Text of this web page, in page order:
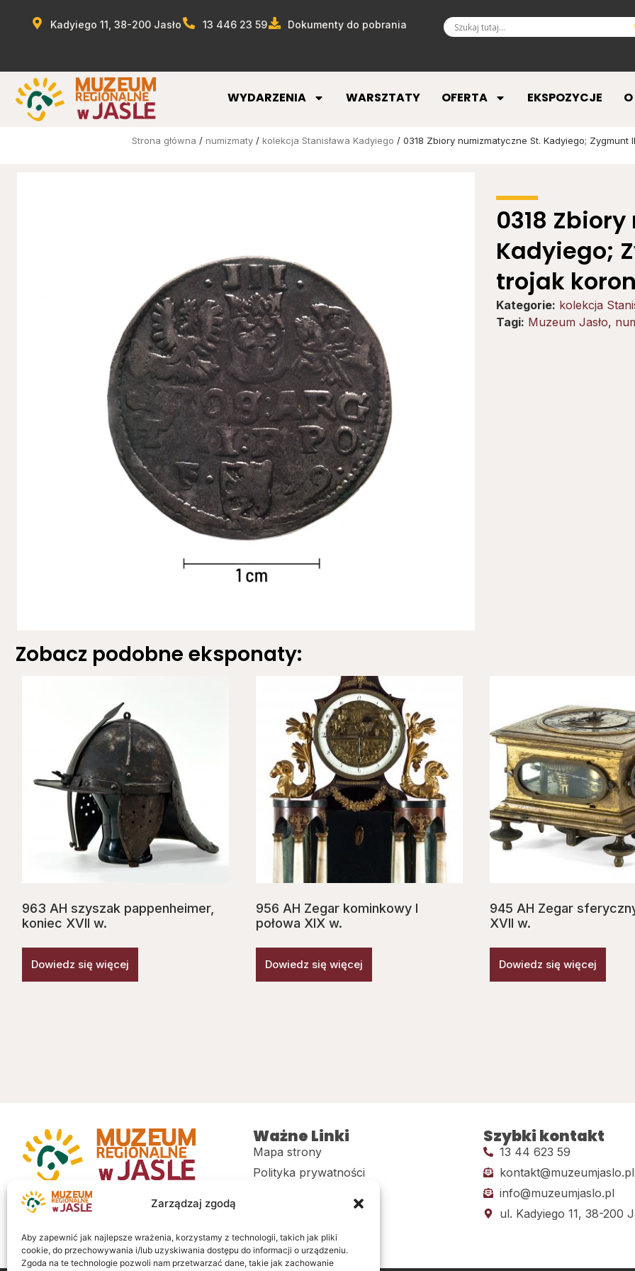
Zarządzaj zgodą
Aby zapewnić jak najlepsze wrażenia, korzystamy z technologii, takich jak pliki
cookie, do przechowywania i/lub uzyskiwania dostępu do informacji o urządzeniu.
Zgoda na te technologie pozwoli nam przetwarzać dane, takie jak zachowanie
Kadyiego 11, 38-200 Jasło 13 446 23 59 Dokumenty do pobrania
WYDARZENIA WARSZTATY OFERTA EKSPOZYCJE
Strona główna / numizmaty / kolekcja Stanisława Kadyiego / 0318 Zbiory numizmatyczne St. Kadyiego; Zygmunt
0318
Kadyiego;
trojak
Kategorie: kolekcja
Tagi: Muzeum Jasło,
Zobacz podobne eksponaty:
963 AH szyszak pappenheimer,
koniec XVII w.
Dowiedz się więcej
956 AH Zegar kominkowy I
połowa XIX w.
Dowiedz się więcej
945 AH Zegar
XVII w.
Dowiedz się więcej
Muzeum regionalne w Jaśle im. dr.
Stanisława Kadyiego
Ważne Linki
Mapa strony
Polityka prywatności
Sklep
Szybki kontakt
13 44 623 59
kontakt@muzeumjaslo.pl
info@muzeumjaslo.pl
ul. Kadyiego 11, 38-200